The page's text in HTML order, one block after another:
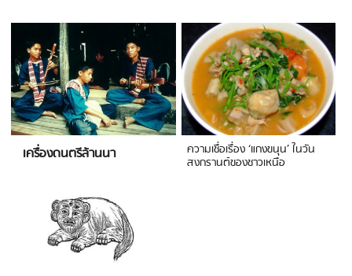
เครื่องดนตรีล้านนา ความเชื่อเรื่อง ‘แกงขนุน’ ในวัน
สงกรานต์ของชาวเหนือ